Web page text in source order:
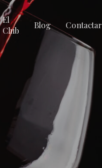
El
Club
Blog Contactar